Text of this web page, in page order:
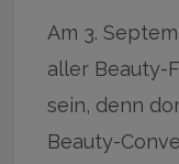
Am 3.
aller Beauty-
sein, denn
Beauty-